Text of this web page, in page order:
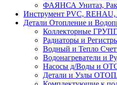
ФАЯНСА Унитаз,
Инструмент PVC,
Детали Отопление и
Коллекторные
Радиаторы и
Водный и Тепло
Водонагреватели и
Насосы д/Воды и
Детали и Узлы